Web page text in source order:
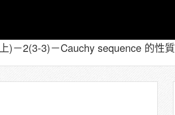
)－2(3-3)－Cauchy sequence 的性質